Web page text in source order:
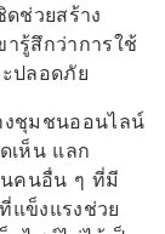
ช่วยสร้าง
รู้สึกว่าการใช้
ปลอดภัย
งชุมชนออนไลน์
เห็น แลก
นคนอื่น ๆ ที่มี
ข็งแรงช่วย